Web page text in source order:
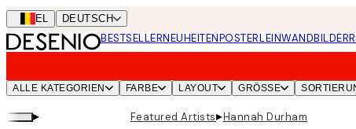
Skip
to
main
BEL DEUTSCH
BESTSELLERNEUHEITENPOSTERLEINWANDBILDER
ALLE KATEGORIEN FARBE LAYOUT GRÖSSE
▸ Featured Artists▸Hannah Durham